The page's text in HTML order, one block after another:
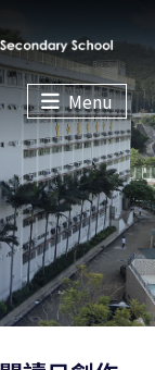
Menu